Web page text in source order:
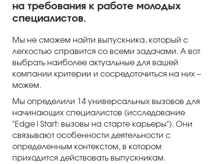
на требования к работе молодых
специалистов.
Мы не сможем найти выпускника, который с
легкостью справится со всеми задачами. А вот
выбрать наиболее актуальные для вашей
компании критерии и сосредоточиться на них –
можем.
Мы определили 14 универсальных вызовов для
начинающих специалистов (исследование
"Edge|Start: вызовы на старте карьеры"). Они
связывают особенности деятельности с
определенным контекстом, в котором
приходится действовать выпускникам.